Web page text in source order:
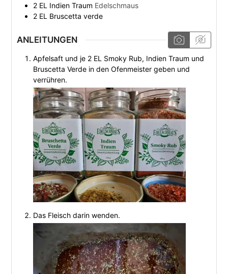
2 EL Indien Traum Edelschmaus
2 EL Bruscetta verde
ANLEITUNGEN
Apfelsaft und je 2 EL Smoky Rub, Indien Traum und
Bruscetta Verde in den Ofenmeister geben und
verrühren.
Das Fleisch darin wenden.